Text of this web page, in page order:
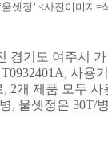
울셋정 ’ <사진이미지=
경기도 여주시
T0932401A, 사용
, 2개 제품 모두
, 울셋정은 30T/